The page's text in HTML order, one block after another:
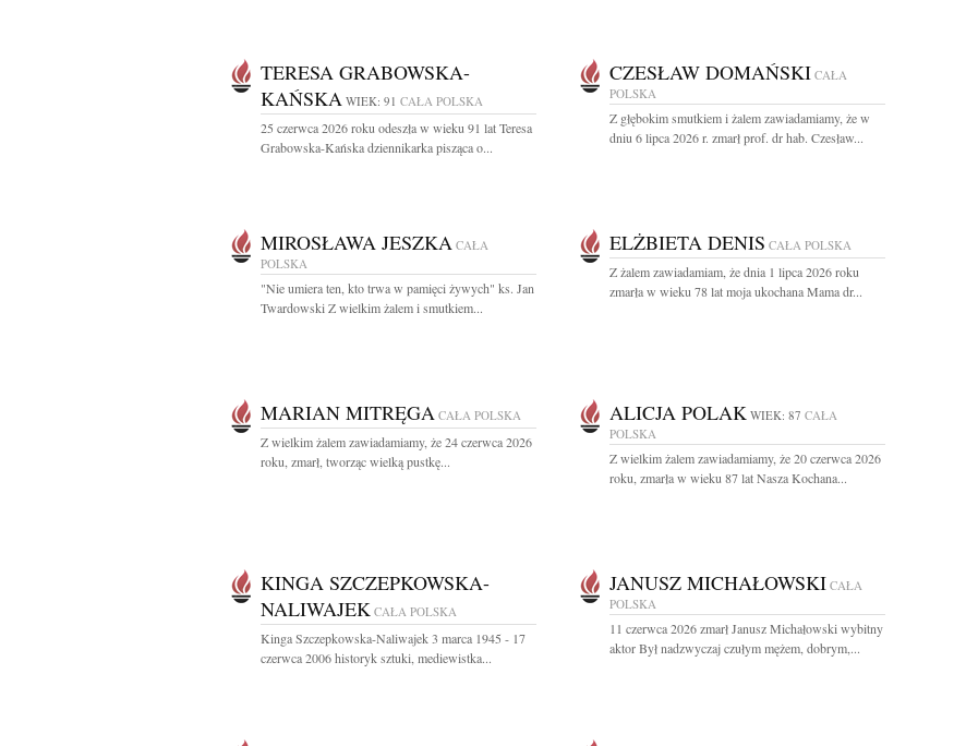
TERESA GRABOWSKA-
KAŃSKA WIEK: 91 CAŁA POLSKA
25 czerwca 2026 roku odeszła w wieku 91 lat Teresa
Grabowska-Kańska dziennikarka pisząca o...
CZESŁAW DOMAŃSKI CAŁA
POLSKA
Z głębokim smutkiem i żalem zawiadamiamy, że w
dniu 6 lipca 2026 r. zmarł prof. dr hab. Czesław...
MIROSŁAWA JESZKA CAŁA
POLSKA
"Nie umiera ten, kto trwa w pamięci żywych" ks. Jan
Twardowski Z wielkim żalem i smutkiem...
ELŻBIETA DENIS CAŁA POLSKA
Z żalem zawiadamiam, że dnia 1 lipca 2026 roku
zmarła w wieku 78 lat moja ukochana Mama dr...
MARIAN MITRĘGA CAŁA POLSKA
Z wielkim żalem zawiadamiamy, że 24 czerwca 2026
roku, zmarł, tworząc wielką pustkę...
ALICJA POLAK WIEK: 87 CAŁA
POLSKA
Z wielkim żalem zawiadamiamy, że 20 czerwca 2026
roku, zmarła w wieku 87 lat Nasza Kochana...
KINGA SZCZEPKOWSKA-
NALIWAJEK CAŁA POLSKA
Kinga Szczepkowska-Naliwajek 3 marca 1945 - 17
czerwca 2006 historyk sztuki, mediewistka...
JANUSZ MICHAŁOWSKI CAŁA
POLSKA
11 czerwca 2026 zmarł Janusz Michałowski wybitny
aktor Był nadzwyczaj czułym mężem, dobrym,...